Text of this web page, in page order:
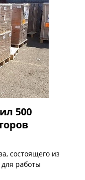
500
состоящего из
работы